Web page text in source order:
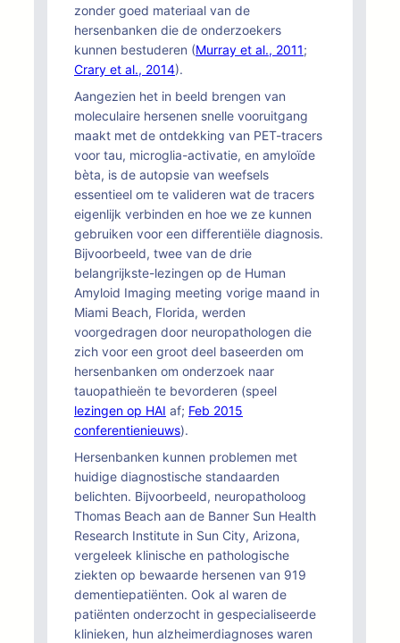
zonder goed materiaal van de
hersenbanken die de onderzoekers
kunnen bestuderen (Murray et al., 2011;
Crary et al., 2014).
Aangezien het in beeld brengen van
moleculaire hersenen snelle vooruitgang
maakt met de ontdekking van PET-tracers
voor tau, microglia-activatie, en amyloïde
bèta, is de autopsie van weefsels
essentieel om te valideren wat de tracers
eigenlijk verbinden en hoe we ze kunnen
gebruiken voor een differentiële diagnosis.
Bijvoorbeeld, twee van de drie
belangrijkste-lezingen op de Human
Amyloid Imaging meeting vorige maand in
Miami Beach, Florida, werden
voorgedragen door neuropathologen die
zich voor een groot deel baseerden om
hersenbanken om onderzoek naar
tauopathieën te bevorderen (speel
lezingen op HAI af; Feb 2015
conferentienieuws).
Hersenbanken kunnen problemen met
huidige diagnostische standaarden
belichten. Bijvoorbeeld, neuropatholoog
Thomas Beach aan de Banner Sun Health
Research Institute in Sun City, Arizona,
vergeleek klinische en pathologische
ziekten op bewaarde hersenen van 919
dementiepatiënten. Ook al waren de
patiënten onderzocht in gespecialiseerde
klinieken, hun alzheimerdiagnoses waren